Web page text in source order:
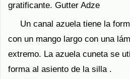
gratificante. Gutter Adze
Un canal azuela tiene la
con un mango largo con una
extremo. La azuela cuneta se
forma al asiento de la silla .